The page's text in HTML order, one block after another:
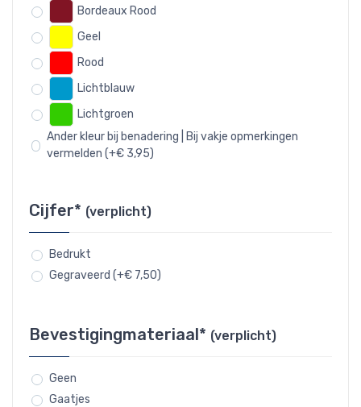
Bordeaux Rood
Geel
Rood
Lichtblauw
Lichtgroen
Ander kleur bij benadering | Bij vakje opmerkingen
vermelden (+€ 3,95)
Cijfer* (verplicht)
Bedrukt
Gegraveerd (+€ 7,50)
Bevestigingmateriaal* (verplicht)
Geen
Gaatjes